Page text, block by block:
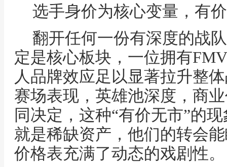
选手身价为核心变量，有
翻开任何一份有深度的战
定是核心板块，一位拥有
人品牌效应足以显著拉升整
赛场表现，英雄池深度，商
同决定，这种“有价无市”的
就是稀缺资产，他们的转会
价格表充满了动态的戏剧性。